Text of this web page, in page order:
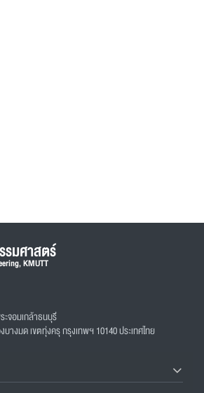
มศาสตร์
KMUTT
ะจอมเกล้าธนบุรี
างมด เขตทุ่งครุ กรุงเทพฯ 10140 ประเทศไทย